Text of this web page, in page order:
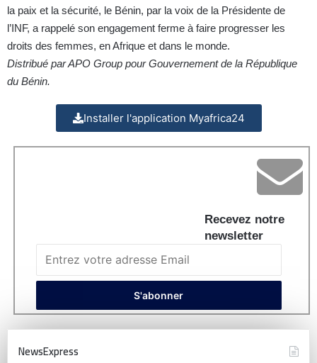
la paix et la sécurité, le Bénin, par la voix de la Présidente de
l’INF, a rappelé son engagement ferme à faire progresser les
droits des femmes, en Afrique et dans le monde.
Distribué par APO Group pour Gouvernement de la République
du Bénin.
Installer l'application Myafrica24
Recevez notre
newsletter
NewsExpress